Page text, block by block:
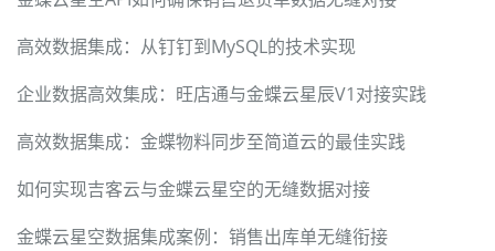
高效数据集成：从钉钉到MySQL的技术实现
企业数据高效集成：旺店通与金蝶云星辰V1对接实践
高效数据集成：金蝶物料同步至简道云的最佳实践
如何实现吉客云与金蝶云星空的无缝数据对接
金蝶云星空数据集成案例：销售出库单无缝衔接